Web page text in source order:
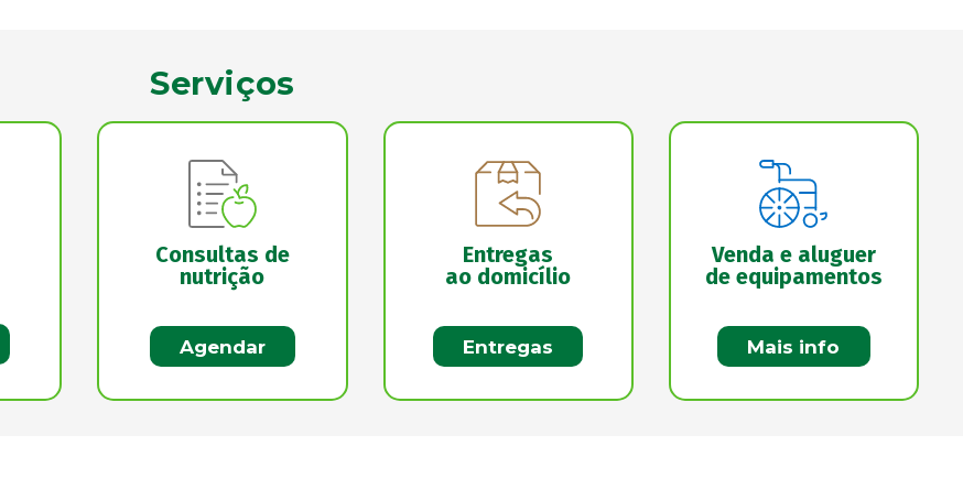
Serviços
Consultas de
nutrição
Agendar
Entregas
ao domicílio
Entregas
Venda e aluguer
de equipamentos
Mais info